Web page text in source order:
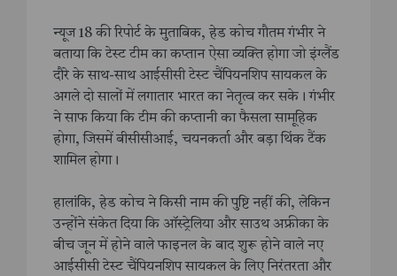
न्यूज 18 की रिपोर्ट के मुताबिक, हेड कोच गौतम गंभीर ने
बताया कि टेस्ट टीम का कप्तान ऐसा व्यक्ति होगा जो इंग्लैंड
दौरे के साथ-साथ आईसीसी टेस्ट चैंपियनशिप सायकल के
अगले दो सालों में लगातार भारत का नेतृत्व कर सके। गंभीर
ने साफ किया कि टीम की कप्तानी का फैसला सामूहिक
होगा, जिसमें बीसीसीआई, चयनकर्ता और बड़ा थिंक टैंक
शामिल होगा।
हालांकि, हेड कोच ने किसी नाम की पुष्टि नहीं की, लेकिन
उन्होंने संकेत दिया कि ऑस्ट्रेलिया और साउथ अफ्रीका के
बीच जून में होने वाले फाइनल के बाद शुरू होने वाले नए
आईसीसी टेस्ट चैंपियनशिप सायकल के लिए निरंतरता और